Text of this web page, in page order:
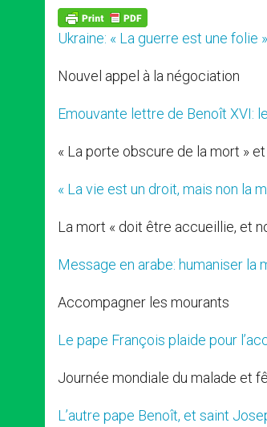
p
p
g
e
r
o
k
Ukraine: « La guerre est une folie
Nouvel appel à la négociation
Emouvante lettre de Benoît XVI:
« La porte obscure de la mort »
« La vie est un droit, mais non la
La mort « doit être accueillie, et
Message en arabe: humaniser la
Accompagner les mourants
Le pape François plaide pour
Journée mondiale du malade et
L’autre pape Benoît, et saint